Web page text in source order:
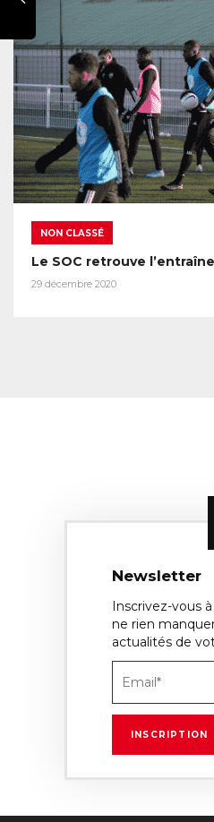
NON CLASSÉ
Le SOC retrouve
29 décembre 2020
Newsletter
Inscrivez-vous
ne rien
actualités de